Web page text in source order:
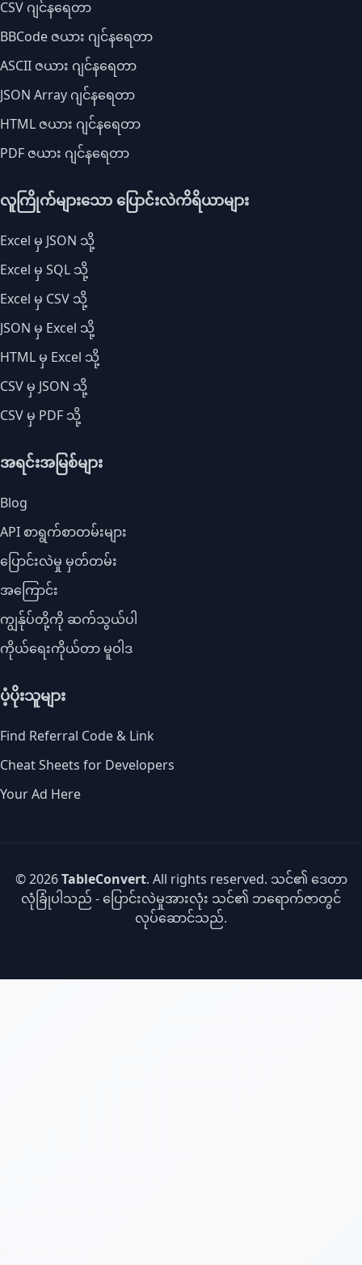
CSV ဂျင်နရေတာ
BBCode ဇယား ဂျင်နရေတာ
ASCII ဇယား ဂျင်နရေတာ
JSON Array ဂျင်နရေတာ
HTML ဇယား ဂျင်နရေတာ
PDF ဇယား ဂျင်နရေတာ
လူကြိုက်များသော ပြောင်းလဲကိရိယာများ
Excel မှ JSON သို့
Excel မှ SQL သို့
Excel မှ CSV သို့
JSON မှ Excel သို့
HTML မှ Excel သို့
CSV မှ JSON သို့
CSV မှ PDF သို့
အရင်းအမြစ်များ
Blog
API စာရွက်စာတမ်းများ
ပြောင်းလဲမှု မှတ်တမ်း
အကြောင်း
ကျွန်ုပ်တို့ကို ဆက်သွယ်ပါ
ကိုယ်ရေးကိုယ်တာ မူဝါဒ
ပံ့ပိုးသူများ
Find Referral Code & Link
Cheat Sheets for Developers
Your Ad Here
© 2026TableConvert. All rights reserved. သင်၏ ဒေတာ
လုံခြုံပါသည် - ပြောင်းလဲမှုအားလုံး သင်၏ ဘရောက်ဇာတွင်
လုပ်ဆောင်သည်.